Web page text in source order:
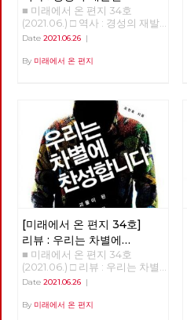
도 함께 걸었고, 망우산이나 도
봉산 구간에서는 오기만, 함세
덕, 최서해, 이재유 그리고 전태
말에 출발한 경계사진의 길은 얼
강을 건너야 했지만, 폭염을 피
하기 위해 북한산의 숲길부터 걷
기로 경로를 변경했다. 가을까지
북한산에서 보내고, 초겨울 다시
광나루에서 한강을 건넜다. 혹한
이 거셌던 2021년 1월, 중대재해
기업처벌법 제정을 요구하며 국
회 앞에서 단식투쟁을 이어가던
무렵에는 여의도 샛강을 따라 한
국 정치의 경계, 국회의사당 주
변을 걷기도 했다. 사실 경계사
진의 목표는 지리적 경계를 넘어
정치적 경계를 확인하고 그 경계
를 넘어서는 것이었으니, 국회
담장이야말로 노동자 민중이 넘
어야 할 가장 멀고 높은 경계였
다. 관악산에서 진달래꽃과 함
께 봄을 맞이한 후 안양천과 한
정기 당대회 준비위원회를 구성
했고, 2022년 대통령선거와 지
방선거에 대한 기본방침을 채택
했습니다. 당대회는 전국의 대
의원들이 참석하는 당의 최고의
결기구로서, 정기 당대회의 경우
제정과 개정, 당의 조직진로나
주요정책 및 사업방향에 관한 결
정 등을 합니다. 이날 선출된 10
명의 당대회 준비위원들은 당대
회에서 함께 논의하고 결정할 안
건을 준비하고, 전국순회토론회
및 본행사를 기획합니다. 현재
예정대로라면 2021년 정기당대
회는 9월 11일 개최합니다. 당대
회가 노동당의 미래를 위한 토론
과 전국 당원들이 함께하는 축제
의 장이 되자면, 당원들의 많은
관심과 참여가 필요합니다. 같
은 날, 전국위원회는 22년 대선
과 지선에 대한 노동당의 기본방
세와 함께 당의 성장을 고려하면
■ 미래에서 온 편지 34호
(2021.06.) □ 역사 : 경성의 재발
견 경성의 재발견 01 - 노동자의
고 합니다. [써니](2011), [건축학
년대를 겨냥하던 이른바 ‘레트로
retro’ 또는 ‘뉴트로newtro’ 경
향은, [암살](2015), [덕혜옹주]
(2016), [미스터 션샤인](2018)
등과 함께 이제는 1920~30년대
전후로까지 거슬러 올라가고 있
습니다. 그 결과, 50년 전은 물론
이고 100년 전의 의상과 소품,
건축까지 영화 세트나 사진 스튜
디오를 벗어나 골목으로, 일상으
로 쏟아져 나오고 있습니다. 그
리고 이 복고 경향 속에서, 과거
는 물론이고 현재를 살아냈던 사
람들의 자취는 그들이 걸었던 길
과 함께 지워지곤 합니다. 복고
의 소비는, 그 시대를 이미 경험
한 세대에게는 향수와 그리움을,
그 시대를 처음 경험하는 세대에
Date 2021.06.26 |
By 미래에서 온 편지
[미래에서 온 편지 34호]
리뷰 : 우리는 차별에
찬성합니다
■ 미래에서 온 편지 34호
(2021.06.) □ 리뷰 : 우리는 차별
에 찬성합니다 김혜리 오찬호
(개마고원, 2013) "이렇게 다시
Date 2021.06.26 |
By 미래에서 온 편지